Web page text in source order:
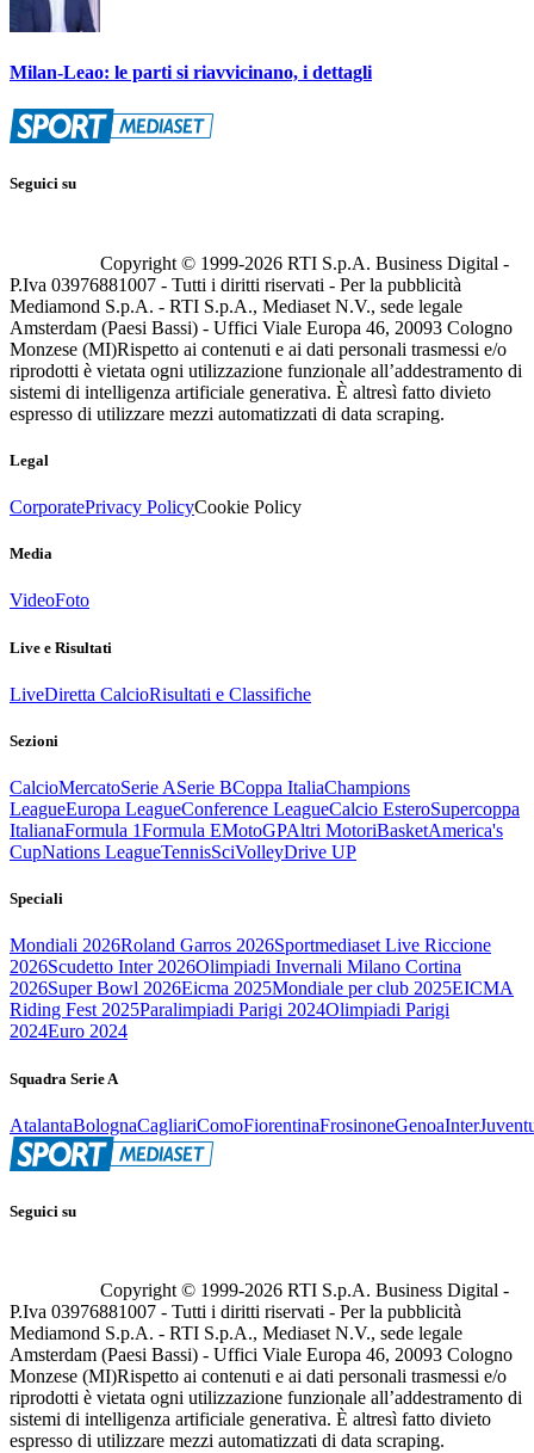
Milan-Leao: le parti si riavvicinano, i dettagli
Seguici su
Copyright © 1999-2026 RTI S.p.A. Business Digital -
P.Iva 03976881007 - Tutti i diritti riservati - Per la pubblicità
Mediamond S.p.A. - RTI S.p.A., Mediaset N.V., sede legale
Amsterdam (Paesi Bassi) - Uffici Viale Europa 46, 20093 Cologno
Monzese (MI)Rispetto ai contenuti e ai dati personali trasmessi e/o
riprodotti è vietata ogni utilizzazione funzionale all’addestramento di
sistemi di intelligenza artificiale generativa. È altresì fatto divieto
espresso di utilizzare mezzi automatizzati di data scraping.
Legal
CorporatePrivacy PolicyCookie Policy
Media
VideoFoto
Live e Risultati
LiveDiretta CalcioRisultati e Classifiche
Sezioni
CalcioMercatoSerie ASerie BCoppa ItaliaChampions
LeagueEuropa LeagueConference LeagueCalcio EsteroSupercoppa
ItalianaFormula 1Formula EMotoGPAltri MotoriBasketAmerica's
CupNations LeagueTennisSciVolleyDrive UP
Speciali
Mondiali 2026Roland Garros 2026Sportmediaset Live Riccione
2026Scudetto Inter 2026Olimpiadi Invernali Milano Cortina
2026Super Bowl 2026Eicma 2025Mondiale per club 2025EICMA
Riding Fest 2025Paralimpiadi Parigi 2024Olimpiadi Parigi
2024Euro 2024
Squadra Serie A
AtalantaBolognaCagliariComoFiorentinaFrosinoneGenoaInter
Seguici su
Copyright © 1999-2026 RTI S.p.A. Business Digital -
P.Iva 03976881007 - Tutti i diritti riservati - Per la pubblicità
Mediamond S.p.A. - RTI S.p.A., Mediaset N.V., sede legale
Amsterdam (Paesi Bassi) - Uffici Viale Europa 46, 20093 Cologno
Monzese (MI)Rispetto ai contenuti e ai dati personali trasmessi e/o
riprodotti è vietata ogni utilizzazione funzionale all’addestramento di
sistemi di intelligenza artificiale generativa. È altresì fatto divieto
espresso di utilizzare mezzi automatizzati di data scraping.